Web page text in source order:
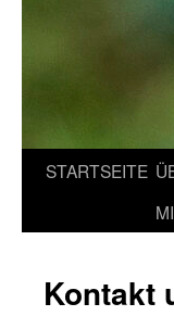
STARTSEITE
Kontakt